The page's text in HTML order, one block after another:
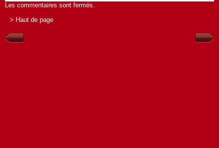
Les commentaires sont fermés.
> Haut de page